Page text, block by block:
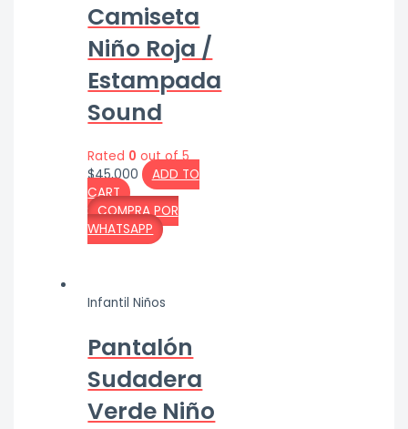
Camiseta
Niño Roja /
Estampada
Sound
Rated 0 out of 5
$45,000
ADD TO
CART
COMPRA POR
WHATSAPP
Infantil Niños
Pantalón
Sudadera
Verde Niño